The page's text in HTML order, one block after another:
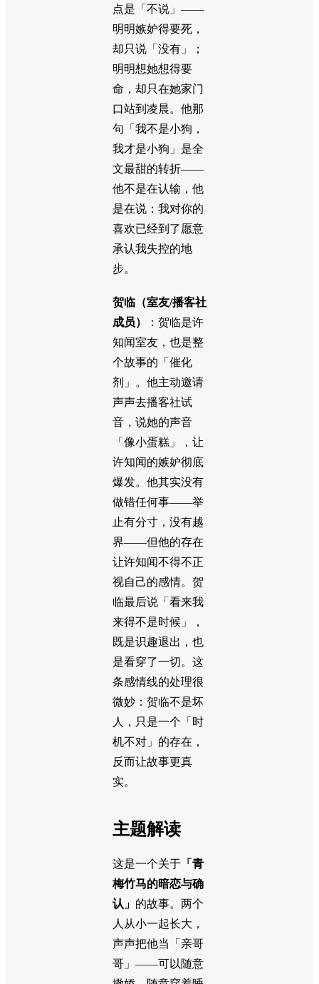
点是「不说」——
明明嫉妒得要死，
却只说「没有」；
明明想她想得要
命，却只在她家门
口站到凌晨。他那
句「我不是小狗，
我才是小狗」是全
文最甜的转折——
他不是在认输，他
是在说：我对你的
喜欢已经到了愿意
承认我失控的地
步。
贺临（室友/播客社
成员）
：贺临是许
知闻室友，也是整
个故事的「催化
剂」。他主动邀请
声声去播客社试
音，说她的声音
「像小蛋糕」，让
许知闻的嫉妒彻底
爆发。他其实没有
做错任何事——举
止有分寸，没有越
界——但他的存在
让许知闻不得不正
视自己的感情。贺
临最后说「看来我
来得不是时候」，
既是识趣退出，也
是看穿了一切。这
条感情线的处理很
微妙：贺临不是坏
人，只是一个「时
机不对」的存在，
反而让故事更真
实。
主题解读
这是一个关于 「青
梅竹马的暗恋与确
认」 的故事。两个
人从小一起长大，
声声把他当「亲哥
哥」——可以随意